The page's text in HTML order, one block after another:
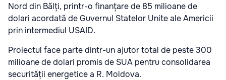
Nord din Bălți, printr-o finanțare de 85 milioane de
dolari acordată de Guvernul Statelor Unite ale Americii
prin intermediul USAID.
Proiectul face parte dintr-un ajutor total de peste 300
milioane de dolari promis de SUA pentru consolidarea
securității energetice a R. Moldova.